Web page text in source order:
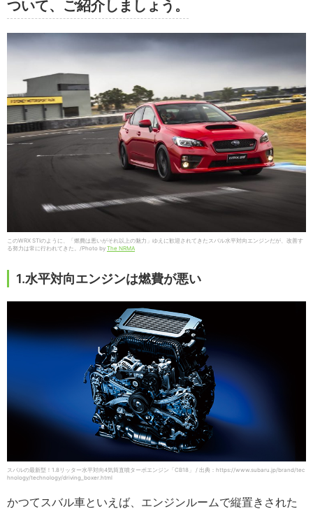
ついて、ご紹介しましょう。
このWRX STIのように、「燃費は悪いがそれ以上の魅力」ゆえに歓迎されてきたスバル水平対向エンジンだが、改善す
る努力は常に行われてきた。/Photo by The NRMA
1.水平対向エンジンは燃費が悪い
スバルの最新型！1.8リッター水平対向4気筒直噴ターボエンジン「CB18」 / 出典：https://www.subaru.jp/brand/tec
hnology/technology/driving_boxer.html
かつてスバル車といえば、エンジンルームで縦置きされた